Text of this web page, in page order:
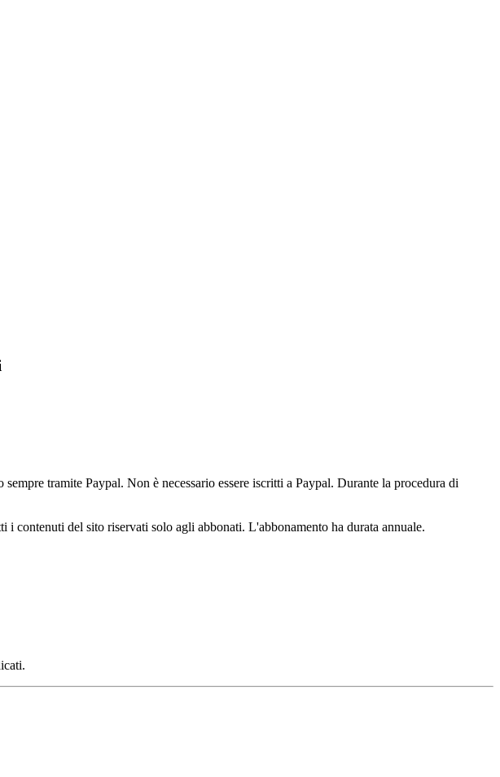
tramite Paypal. Non è necessario essere iscritti a Paypal. Durante la procedura di
contenuti del sito riservati solo agli abbonati. L'abbonamento ha durata annuale.